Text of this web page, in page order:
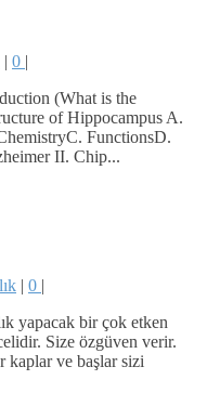
| 0 |
(What is the
of Hippocampus A.
FunctionsD.
II. Chip...
| 0 |
yapacak bir çok etken
Size özgüven verir.
kaplar ve başlar sizi